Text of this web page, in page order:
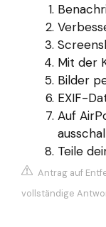
Mit der
Bilder
EXIF-
Auf
Teile
Antrag auf
vollständige